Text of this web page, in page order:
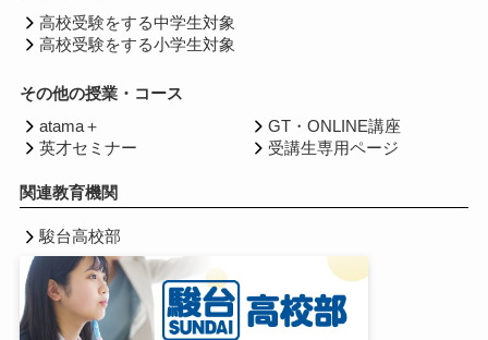
高校受験をする中学生対象
高校受験をする小学生対象
その他の授業・コース
atama＋
英才セミナー
GT・ONLINE講座
受講生専用ページ
関連教育機関
駿台高校部